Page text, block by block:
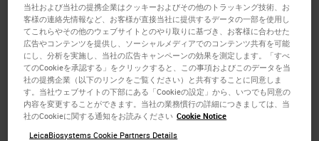
Community Health and Wellness.
She is a graduate of the Radiologic Technology Program
at Shawnee State University and received her training for
Radiation Therapy at Weber State University. Wendi
completed her Bachelor of Science at Kennedy Western
Reserve in Health Administration and Health Informatics.
Wendi is also a Certified Cancer Registrar and Certified
当社および当社の提携企業はクッキーおよびその他のトラッキング技術、お
客様の連絡先情報など、お客様が直接当社に提供するデータの一部を使用し
てこれらやその他のウェブサイトとのやり取りに基づき、お客様に合わせた
広告やコンテンツを提供し、ソーシャルメディアでのコンテンツ共有を可能
にし、分析を実施し、当社の広告キャンペーンの効果を測定します。「すべ
てのCookieを承認する」をクリックすると、この事項およびこのデータを当
社の提携企業（以下のリンクをご覧ください）と共有することに同意しま
す。当社ウェブサイトの下部にある「Cookieの設定」から、いつでも同意の
内容を変更することができます。当社の業務慣行の詳細につきましては、当
社のCookieに関する通知をお読みください Cookie Notice
LeicaBiosystems Cookie Partners Details